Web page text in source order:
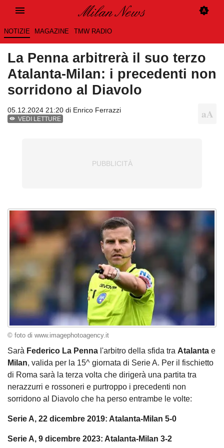
NOTIZIE MAGAZINE TMW RADIO
La Penna arbitrerà il suo terzo
Atalanta-Milan: i precedenti non
sorridono al Diavolo
05.12.2024 21:20 di Enrico Ferrazzi
VEDI LETTURE
© foto di www.imagephotoagency.it
Sarà Federico La Penna l'arbitro della sfida tra Atalanta e
Milan, valida per la 15^ giornata di Serie A. Per il fischietto
di Roma sarà la terza volta che dirigerà una partita tra
nerazzurri e rossoneri e purtroppo i precedenti non
sorridono al Diavolo che ha perso entrambe le volte:
Serie A, 22 dicembre 2019: Atalanta-Milan 5-0
Serie A, 9 dicembre 2023: Atalanta-Milan 3-2